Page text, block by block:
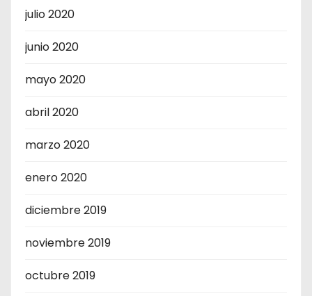
julio 2020
junio 2020
mayo 2020
abril 2020
marzo 2020
enero 2020
diciembre 2019
noviembre 2019
octubre 2019